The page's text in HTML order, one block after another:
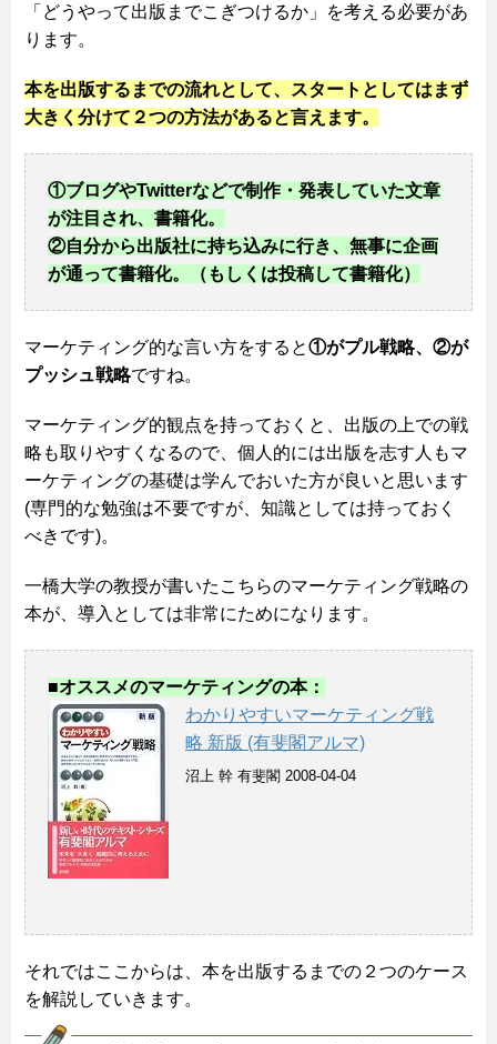
「どうやって出版までこぎつけるか」を考える必要があ
ります。
本を出版するまでの流れとして、スタートとしてはまず
大きく分けて２つの方法があると言えます。
①ブログやTwitterなどで制作・発表していた文章
が注目され、書籍化。
②自分から出版社に持ち込みに行き、無事に企画
が通って書籍化。（もしくは投稿して書籍化）
マーケティング的な言い方をすると①がプル戦略、②が
プッシュ戦略ですね。
マーケティング的観点を持っておくと、出版の上での戦
略も取りやすくなるので、個人的には出版を志す人もマ
ーケティングの基礎は学んでおいた方が良いと思います
(専門的な勉強は不要ですが、知識としては持っておく
べきです)。
一橋大学の教授が書いたこちらのマーケティング戦略の
本が、導入としては非常にためになります。
■オススメのマーケティングの本：
わかりやすいマーケティング戦
略 新版 (有斐閣アルマ)
沼上 幹 有斐閣 2008-04-04
それではここからは、本を出版するまでの２つのケース
を解説していきます。